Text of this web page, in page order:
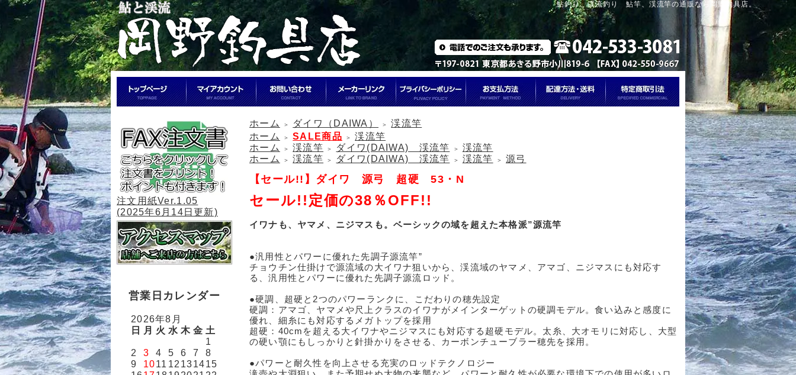
鮎釣り、渓流釣り 鮎竿、渓流竿の通販なら岡野釣具店。
注文用紙Ver.1.05
(2025年6月14日更新)
営業日カレンダー
2026年8月
日
月 火 水 木 金 土
1
2
3 4 5 6 7
8
9
1011 12 131415
ホーム ＞ ダイワ（DAIWA） ＞
渓流竿
ホーム
＞ SALE商品 ＞
渓流竿
ホーム
＞ 渓流竿 ＞ ダイワ(DAIWA) 渓流竿 ＞
渓流竿
ホーム
＞ 渓流竿 ＞ ダイワ(DAIWA) 渓流竿 ＞ 渓流竿 ＞ 源弓
【セール!!】ダイワ 源弓 超硬 53・N
セール!!定価の38％OFF!!
イワナも、ヤマメ、ニジマスも。ベーシックの域を超えた本格派”源流竿
●汎用性とパワーに優れた先調子源流竿”
チョウチン仕掛けで源流域の大イワナ狙いから、渓流域のヤマメ、アマゴ、ニジマスにも対応す
る、汎用性とパワーに優れた先調子源流ロッド。
●硬調、超硬と2つのパワーランクに、こだわりの穂先設定
硬調：アマゴ、ヤマメや尺上クラスのイワナがメインターゲットの硬調モデル。食い込みと感度に
優れ、細糸にも対応するメガトップを採用
超硬：40cmを超える大イワナやニジマスにも対応する超硬モデル。太糸、大オモリに対応し、大型
の硬い顎にもしっかりと針掛かりをさせる、カーボンチューブラー穂先を採用。
●パワーと耐久性を向上させる充実のロッドテクノロジー